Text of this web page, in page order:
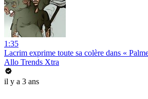
1:35
Lacrim exprime toute sa colère dans «
Allo Trends Xtra
il y a 3 ans